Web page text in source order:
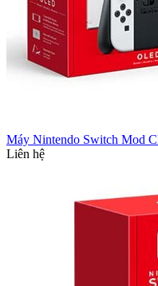
Máy Nintendo Switch Mod
Liên hệ